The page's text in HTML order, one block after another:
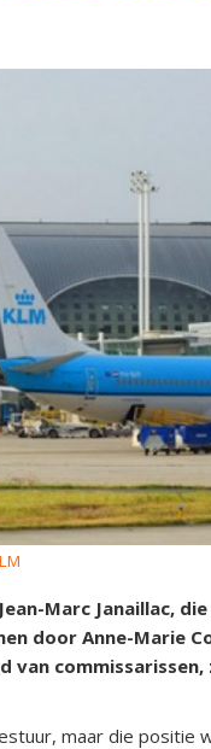
Marc Janaillac,
door Anne-Marie
van
maar die positie